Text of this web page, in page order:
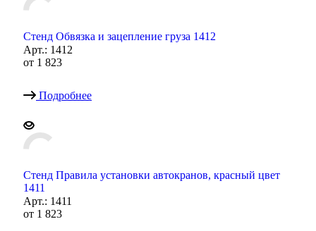
Стенд Обвязка и зацепление груза 1412
Арт.: 1412
от 1 823
Подробнее
Стенд Правила установки автокранов, красный цвет
1411
Арт.: 1411
от 1 823